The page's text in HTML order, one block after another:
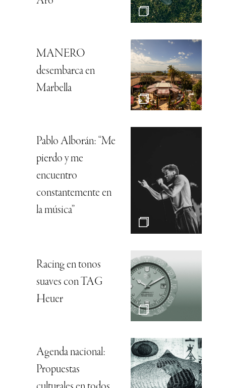
MANERO
desembarca en
Marbella
Pablo Alborán: “Me
pierdo y me
encuentro
constantemente en
la música”
Racing en tonos
suaves con TAG
Heuer
Agenda nacional:
Propuestas